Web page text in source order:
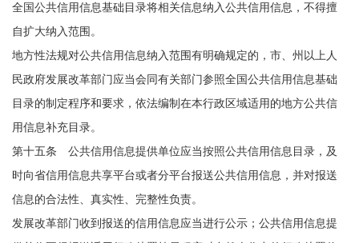
全国公共信用信息基础目录将相关信息纳入公共信用信息，不得擅
自扩大纳入范围。
地方性法规对公共信用信息纳入范围有明确规定的，市、州以上人
民政府发展改革部门应当会同有关部门参照全国公共信用信息基础
目录的制定程序和要求，依法编制在本行政区域适用的地方公共信
用信息补充目录。
第十五条 公共信用信息提供单位应当按照公共信用信息目录，及
时向省信用信息共享平台或者分平台报送公共信用信息，并对报送
信息的合法性、真实性、完整性负责。
发展改革部门收到报送的信用信息应当进行公示；公共信用信息提